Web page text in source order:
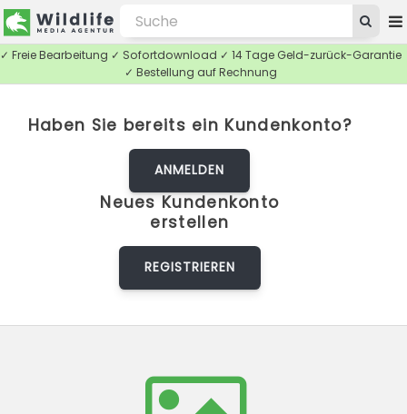
✓ Freie Bearbeitung ✓ Sofortdownload ✓ 14 Tage Geld-zurück-Garantie
✓ Bestellung auf Rechnung
Haben Sie bereits ein Kundenkonto?
ANMELDEN
Neues Kundenkonto
erstellen
REGISTRIEREN